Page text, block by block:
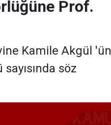
Prof.
Kamile Akgül 'ün
söz